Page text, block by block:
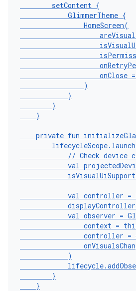
setContent {
GlimmerTheme {
HomeScreen(
onClose =
)
}
}
}
private fun
lifecycleScope. launch
// Check device
val
val controller =
displayController
val observer =
context =
controller =
)
lifecycle.
}
}